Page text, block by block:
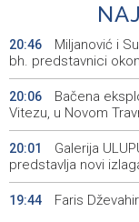
20:46
Miljanović i
bh. predstavnici
20:06
Bačena
Vitezu, u Novom
20:01
Galerija
predstavlja novi
19:44 Faris